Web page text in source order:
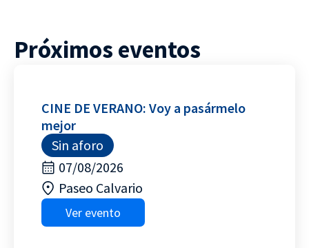
Próximos eventos
CINE DE VERANO: Voy a pasármelo
mejor
Sin aforo
07/08/2026
Paseo Calvario
Ver evento